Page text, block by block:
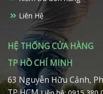
Liên Hệ
HỆ THỐNG CỬA HÀNG
TP HỒ CHÍ MINH
63 Nguyễn Hữu Cảnh,